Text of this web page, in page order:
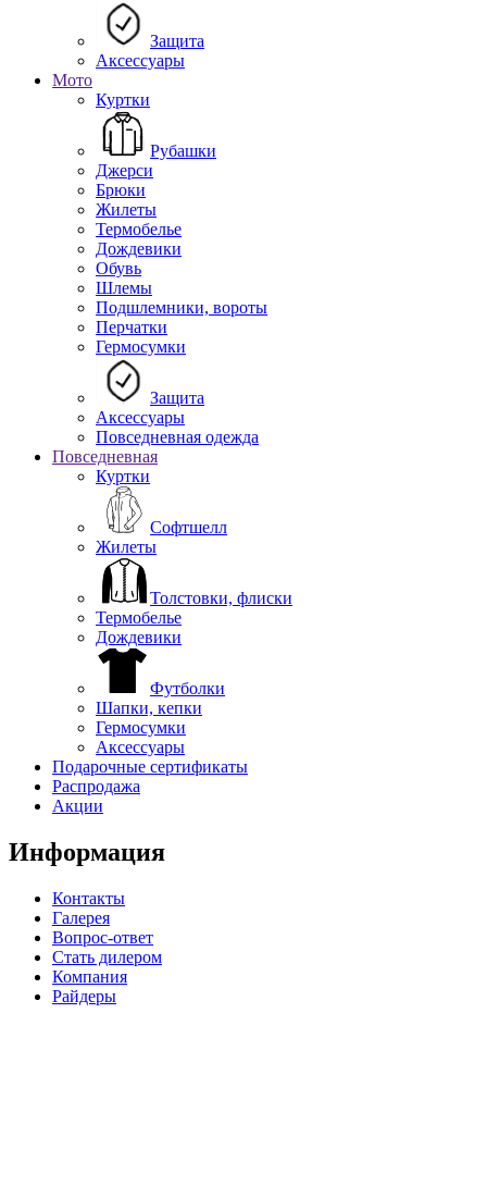
Защита
Аксессуары
Мото
Куртки
Рубашки
Джерси
Брюки
Жилеты
Термобелье
Дождевики
Обувь
Шлемы
Подшлемники, вороты
Перчатки
Гермосумки
Защита
Аксессуары
Повседневная одежда
Повседневная
Куртки
Софтшелл
Жилеты
Толстовки, флиски
Термобелье
Дождевики
Футболки
Шапки, кепки
Гермосумки
Аксессуары
Подарочные сертификаты
Распродажа
Акции
Информация
Контакты
Галерея
Вопрос-ответ
Стать дилером
Компания
Райдеры